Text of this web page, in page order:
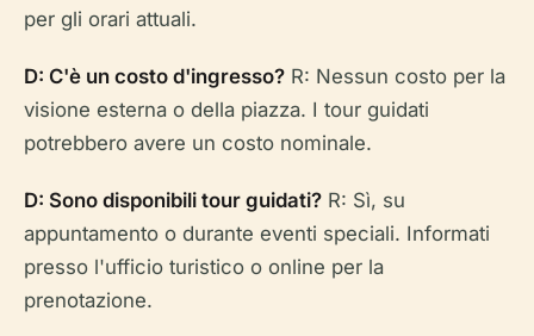
per gli orari attuali.
D: C'è un costo d'ingresso? R: Nessun costo per la
visione esterna o della piazza. I tour guidati
potrebbero avere un costo nominale.
D: Sono disponibili tour guidati? R: Sì, su
appuntamento o durante eventi speciali. Informati
presso l'ufficio turistico o online per la
prenotazione.